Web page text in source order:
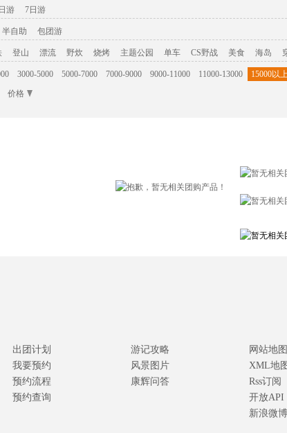
游 7日游
半自助 包团游
登山 漂流 野炊 烧烤 主题公园 单车 CS野战 美食 海岛
3000-5000 5000-7000 7000-9000 9000-11000 11000-13000
15000以
价格
出团计划
我要预约
预约流程
预约查询
游记攻略
风景图片
康辉问答
网站地图
XML地图
Rss订阅
开放API
新浪微博